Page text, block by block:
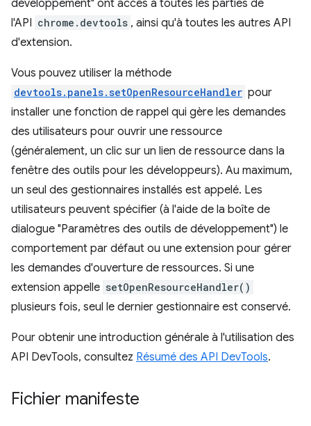
développement" ont accès à toutes les parties de
l'API chrome.devtools , ainsi qu'à toutes les autres API
d'extension.
Vous pouvez utiliser la méthode
devtools.panels.setOpenResourceHandler pour
installer une fonction de rappel qui gère les demandes
des utilisateurs pour ouvrir une ressource
(généralement, un clic sur un lien de ressource dans la
fenêtre des outils pour les développeurs). Au maximum,
un seul des gestionnaires installés est appelé. Les
utilisateurs peuvent spécifier (à l'aide de la boîte de
dialogue "Paramètres des outils de développement") le
comportement par défaut ou une extension pour gérer
les demandes d'ouverture de ressources. Si une
extension appelle setOpenResourceHandler()
plusieurs fois, seul le dernier gestionnaire est conservé.
Pour obtenir une introduction générale à l'utilisation des
API DevTools, consultez Résumé des API DevTools.
Fichier manifeste